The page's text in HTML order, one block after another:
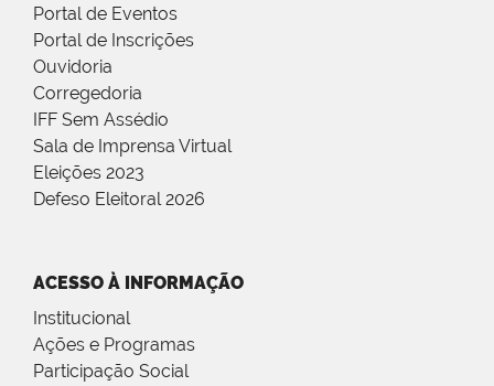
Portal de Eventos
Portal de Inscrições
Ouvidoria
Corregedoria
IFF Sem Assédio
Sala de Imprensa Virtual
Eleições 2023
Defeso Eleitoral 2026
ACESSO À INFORMAÇÃO
Institucional
Ações e Programas
Participação Social